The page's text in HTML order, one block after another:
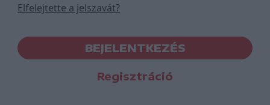
Elfelejtette a jelszavát?
BEJELENTKEZÉS
Regisztráció